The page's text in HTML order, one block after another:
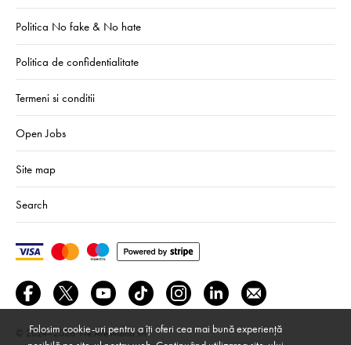
Politica No fake & No hate
Politica de confidentialitate
Termeni si conditii
Open Jobs
Site map
Search
© 2024–2026 We Are Mono srl
Folosim cookie-uri pentru a îți oferi cea mai bună experiență